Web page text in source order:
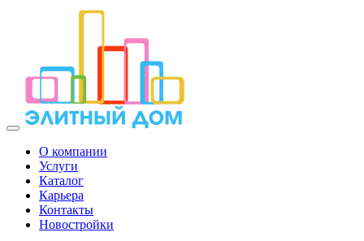
О компании
Услуги
Каталог
Карьера
Контакты
Новостройки